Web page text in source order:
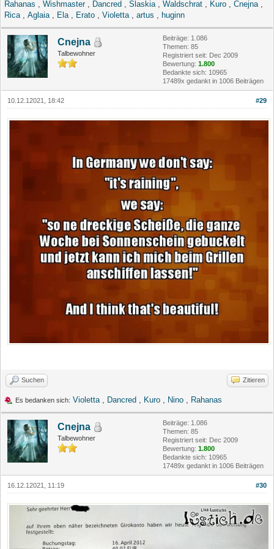
Rahanas , Wishmaster, Dancred , Slaskia, Waldschrat , Kuro , Cnejna,
Rica, Aglaia, Ela, Erato , Violetta, artus , huginn
Cnejna
Talbewohner
Beiträge: 1.086
Themen: 85
Registriert seit: Dec 2009
Bewertung: 1.800
Bedankte sich: 10965
17489x gedankt in 1006 Beiträgen
#29
10.12.12021, 18:42
Suchen Zitieren
Es bedanken sich: Violetta, Dancred , Kuro , Nino , Rahanas
Cnejna
Talbewohner
Beiträge: 1.086
Themen: 85
Registriert seit: Dec 2009
Bewertung: 1.800
Bedankte sich: 10965
17489x gedankt in 1006 Beiträgen
#30
16.12.12021, 11:19